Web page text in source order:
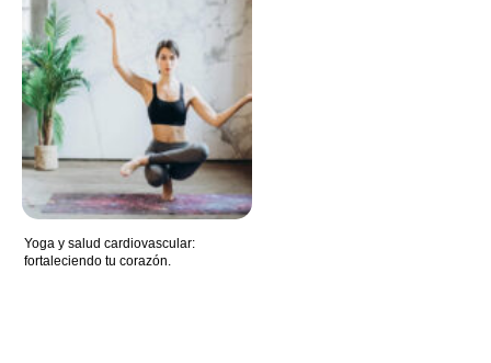
Yoga y salud cardiovascular:
fortaleciendo tu corazón.